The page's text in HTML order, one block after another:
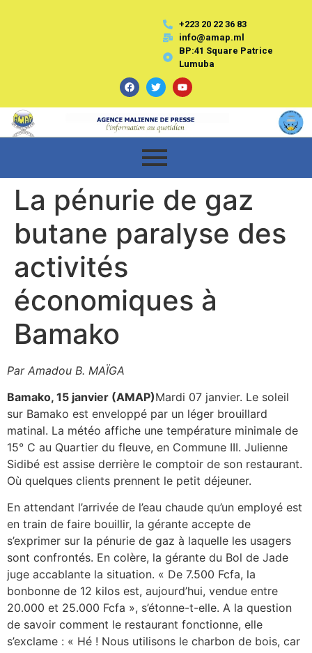
+223 20 22 36 83
info@amap.ml
BP:41 Square Patrice
Lumuba
La pénurie de gaz
butane paralyse des
activités
économiques à
Bamako
Par Amadou B. MAÏGA
Bamako, 15 janvier (AMAP)Mardi 07 janvier. Le soleil
sur Bamako est enveloppé par un léger brouillard
matinal. La météo affiche une température minimale de
15° C au Quartier du fleuve, en Commune III. Julienne
Sidibé est assise derrière le comptoir de son restaurant.
Où quelques clients prennent le petit déjeuner.
En attendant l’arrivée de l’eau chaude qu’un employé est
en train de faire bouillir, la gérante accepte de
s’exprimer sur la pénurie de gaz à laquelle les usagers
sont confrontés. En colère, la gérante du Bol de Jade
juge accablante la situation. « De 7.500 Fcfa, la
bonbonne de 12 kilos est, aujourd’hui, vendue entre
20.000 et 25.000 Fcfa », s’étonne-t-elle. A la question
de savoir comment le restaurant fonctionne, elle
s’exclame : « Hé ! Nous utilisons le charbon de bois, car